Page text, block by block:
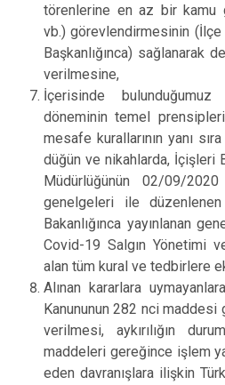
törenlerine en az bir kamu
vb.) görevlendirmesinin
Başkanlığınca) sağlanarak
verilmesine,
İçerisinde
döneminin temel
mesafe kurallarının yanı
düğün ve nikahlarda, İçişleri
Müdürlüğünün 02/09/
genelgeleri ile
Bakanlığınca yayınlanan
Covid-19 Salgın Yönetimi
alan tüm kural ve tedbirlere
Alınan kararlara
Kanununun 282 nci
verilmesi, aykırılığın
maddeleri gereğince işlem
eden davranışlara ilişkin